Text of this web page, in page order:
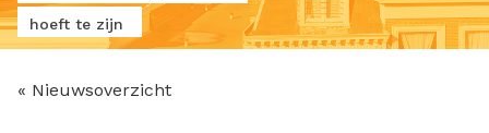
hoeft te zijn
« Nieuwsoverzicht